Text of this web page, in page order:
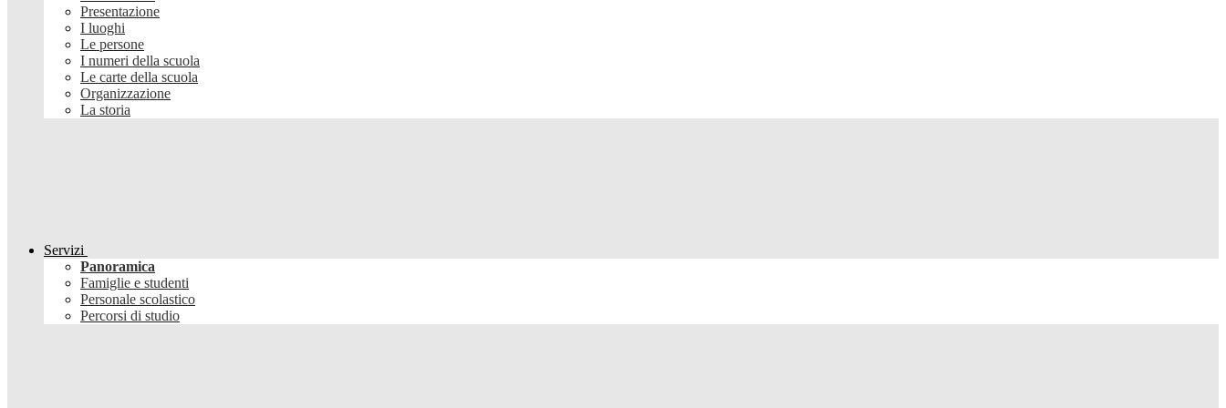
Presentazione
I luoghi
Le persone
I numeri della scuola
Le carte della scuola
Organizzazione
La storia
Servizi
Panoramica
Famiglie e studenti
Personale scolastico
Percorsi di studio